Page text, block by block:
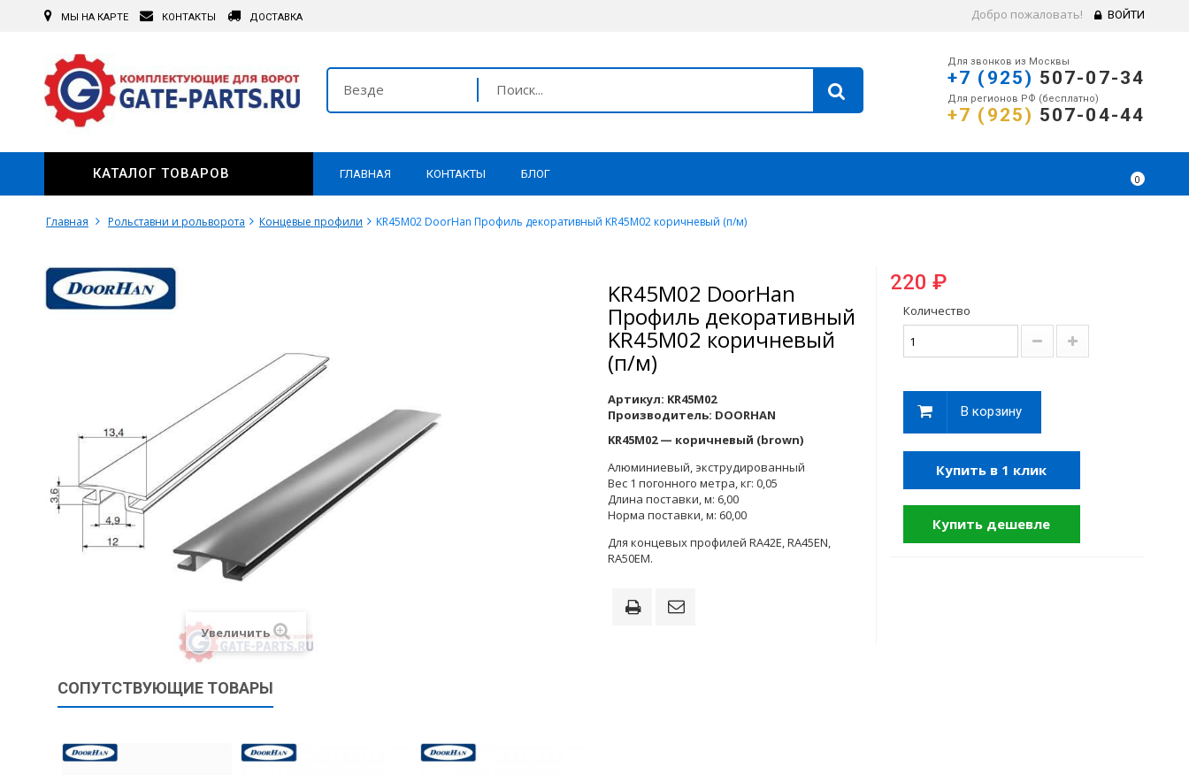
Добро пожаловать! ВОЙТИ
МЫ НА КАРТЕ КОНТАКТЫ ДОСТАВКА
Везде
Для звонков из Москвы
+7 (925) 507-07-34
Для регионов РФ (бесплатно)
+7 (925) 507-04-44
0
ГЛАВНАЯ КОНТАКТЫ БЛОГ
КАТАЛОГ ТОВАРОВ
Главная Рольставни и рольворота Концевые профили KR45M02 DoorHan Профиль декоративный KR45M02 коричневый (п/м)
Увеличить
KR45M02 DoorHan
Профиль декоративный
KR45M02 коричневый
(п/м)
Артикул: KR45M02
Производитель: DOORHAN
KR45М02 — коричневый (brown)
Алюминиевый, экструдированный
Вес 1 погонного метра, кг: 0,05
Длина поставки, м: 6,00
Норма поставки, м: 60,00
Для концевых профилей RA42E, RA45EN,
RA50EM.
220 ₽
Количество
В корзину
Купить в 1 клик
Купить дешевле
СОПУТСТВУЮЩИЕ ТОВАРЫ